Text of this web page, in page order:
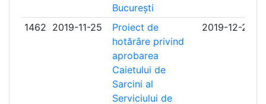
București
1462 2019-11-25
Proiect de
hotărâre privind
aprobarea
Caietului de
Sarcini al
Serviciului de
2019-12-27